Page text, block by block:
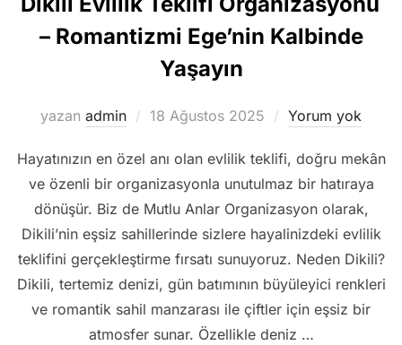
– Romantizmi Ege’nin Kalbinde
Yaşayın
yazan admin
Yayımlanma
18 Ağustos 2025 Yorum yok
Hayatınızın en özel anı olan evlilik teklifi, doğru mekân
ve özenli bir organizasyonla unutulmaz bir hatıraya
dönüşür. Biz de Mutlu Anlar Organizasyon olarak,
Dikili’nin eşsiz sahillerinde sizlere hayalinizdeki evlilik
teklifini gerçekleştirme fırsatı sunuyoruz. Neden Dikili?
Dikili, tertemiz denizi, gün batımının büyüleyici renkleri
ve romantik sahil manzarası ile çiftler için eşsiz bir
atmosfer sunar. Özellikle deniz …